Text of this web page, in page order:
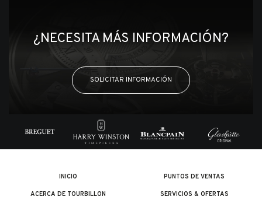
¿NECESITA MÁS INFORMACIÓN?
SOLICITAR INFORMACIÓN
INICIO
ACERCA DE TOURBILLON
PUNTOS DE VENTAS
SERVICIOS & OFERTAS